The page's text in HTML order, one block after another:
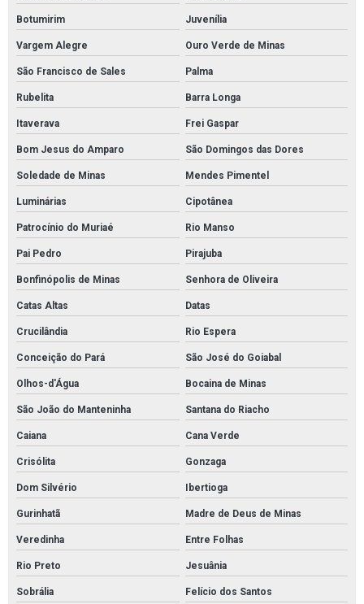
Botumirim Juvenília
Vargem Alegre Ouro Verde de Minas
São Francisco de Sales Palma
Rubelita Barra Longa
Itaverava Frei Gaspar
Bom Jesus do Amparo São Domingos das Dores
Soledade de Minas Mendes Pimentel
Luminárias Cipotânea
Patrocínio do Muriaé Rio Manso
Pai Pedro Pirajuba
Bonfinópolis de Minas Senhora de Oliveira
Catas Altas Datas
Crucilândia Rio Espera
Conceição do Pará São José do Goiabal
Olhos-d'Água Bocaina de Minas
São João do Manteninha Santana do Riacho
Caiana Cana Verde
Crisólita Gonzaga
Dom Silvério Ibertioga
Gurinhatã Madre de Deus de Minas
Veredinha Entre Folhas
Rio Preto Jesuânia
Sobrália Felício dos Santos